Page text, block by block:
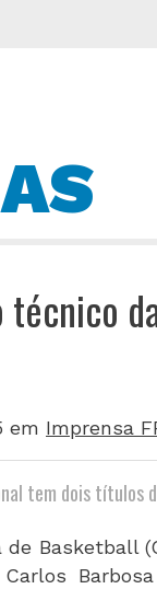
técnico
em Imprensa
tem dois títulos
de Basketball